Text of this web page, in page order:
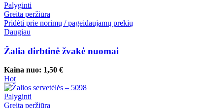
Palyginti
Greita peržiūra
Pridėti prie norimų / pageidaujamų prekių
Daugiau
Žalia dirbtinė žvakė nuomai
Kaina nuo: 1,50 €
Hot
Palyginti
Greita peržiūra